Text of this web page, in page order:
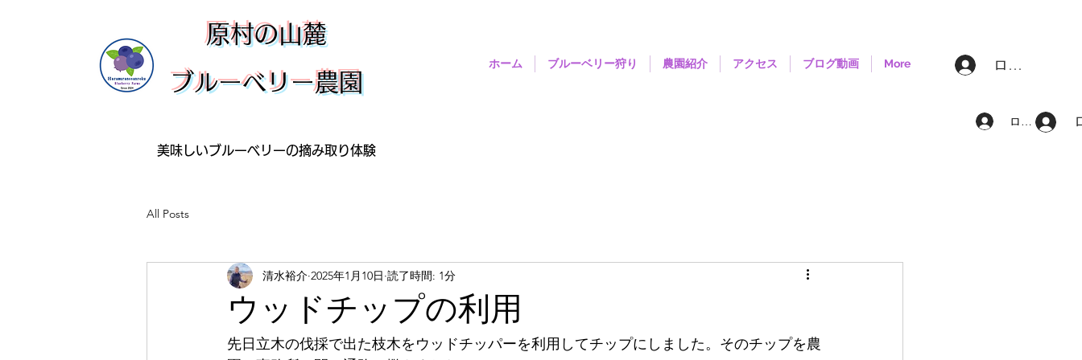
ホーム ブルーベリー狩り 農園紹介 アクセス ブログ動画 More ログイン
​原村の山麓
ブルーベリー農園
美味しいブルーベリーの摘み取り体験
All Posts
ウッドチップの利用
清水裕介 2025年1月10日 読了時間: 1分
先日立木の伐採で出た枝木をウッドチッパーを利用してチップにしました。そのチップを農
ログイン